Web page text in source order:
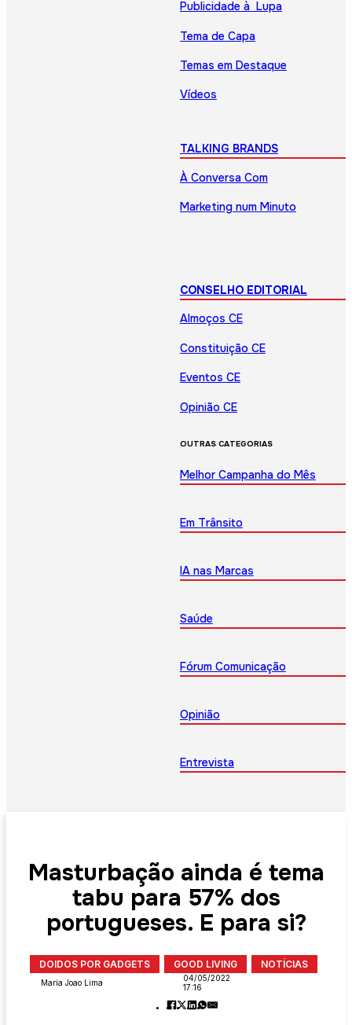
Publicidade à Lupa
Tema de Capa
Temas em Destaque
Vídeos
TALKING BRANDS
À Conversa Com
Marketing num Minuto
CONSELHO EDITORIAL
Almoços CE
Constituição CE
Eventos CE
Opinião CE
OUTRAS CATEGORIAS
Melhor Campanha do Mês
Em Trânsito
IA nas Marcas
Saúde
Fórum Comunicação
Opinião
Entrevista
Masturbação ainda é tema
tabu para 57% dos
portugueses. E para si?
DOIDOS POR GADGETS GOOD LIVING NOTÍCIAS
Maria Joao Lima
04/05/2022
17:16